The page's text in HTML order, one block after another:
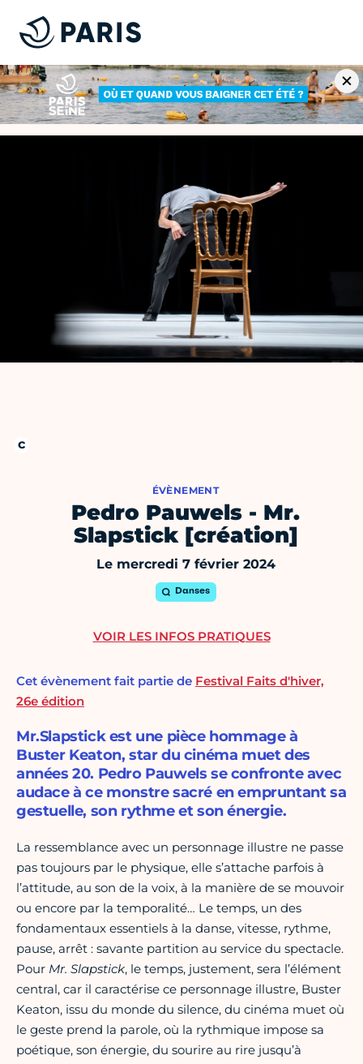
ÉVÈNEMENT
Pedro Pauwels - Mr.
Slapstick [création]
Le mercredi 7 février 2024
Danses
Cet évènement fait partie de Festival Faits d'hiver,
26e édition
Mr.Slapstick est une pièce hommage à
Buster Keaton, star du cinéma muet des
années 20. Pedro Pauwels se confronte avec
audace à ce monstre sacré en empruntant sa
gestuelle, son rythme et son énergie.
La ressemblance avec un personnage illustre ne passe
pas toujours par le physique, elle s’attache parfois à
l’attitude, au son de la voix, à la manière de se mouvoir
ou encore par la temporalité… Le temps, un des
fondamentaux essentiels à la danse, vitesse, rythme,
pause, arrêt : savante partition au service du spectacle.
Pour Mr. Slapstick, le temps, justement, sera l’élément
central, car il caractérise ce personnage illustre, Buster
Keaton, issu du monde du silence, du cinéma muet où
le geste prend la parole, où la rythmique impose sa
poétique, son énergie, du sourire au rire jusqu’à
VOIR LES INFOS PRATIQUES